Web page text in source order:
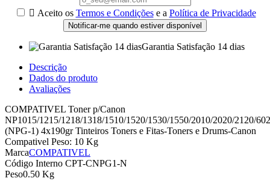
 Aceito os Termos e Condiçõese a Política de Privacidade
Notificar-me quando estiver disponível
Garantia Satisfação 14 dias
Descrição
Dados do produto
Avaliações
COMPATIVEL Toner p/Canon
NP1015/1215/1218/1318/1510/1520/1530/1550/2010/2020/2120/
(NPG-1) 4x190gr Tinteiros Toners e Fitas-Toners e Drums-Canon
Compativel Peso: 10 Kg
MarcaCOMPATIVEL
Código Interno CPT-CNPG1-N
Peso0.50 Kg